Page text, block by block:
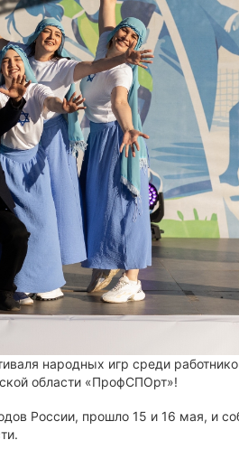
народных игр среди
области «ПрофСПОрт»!
России, прошло 15 и 16 мая, и